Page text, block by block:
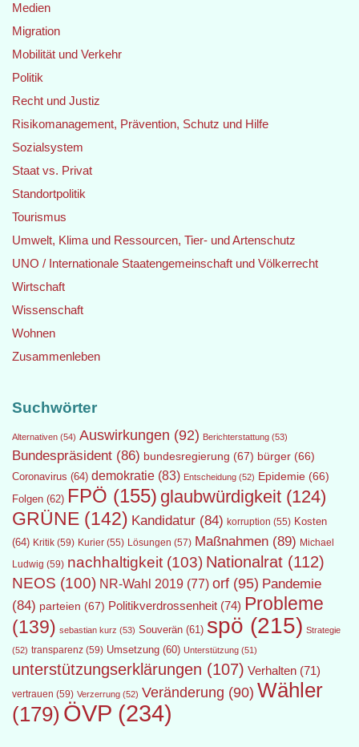
Medien
Migration
Mobilität und Verkehr
Politik
Recht und Justiz
Risikomanagement, Prävention, Schutz und Hilfe
Sozialsystem
Staat vs. Privat
Standortpolitik
Tourismus
Umwelt, Klima und Ressourcen, Tier- und Artenschutz
UNO / Internationale Staatengemeinschaft und Völkerrecht
Wirtschaft
Wissenschaft
Wohnen
Zusammenleben
Suchwörter
Alternativen (54) Auswirkungen (92) Berichterstattung (53)
Bundespräsident (86) bundesregierung (67) bürger (66)
Coronavirus (64) demokratie (83) Entscheidung (52) Epidemie (66)
Folgen (62) FPÖ (155) glaubwürdigkeit (124)
GRÜNE (142) Kandidatur (84) korruption (55) Kosten
(64) Kritik (59) Kurier (55) Lösungen (57) Maßnahmen (89) Michael
Ludwig (59) nachhaltigkeit (103) Nationalrat (112)
NEOS (100) NR-Wahl 2019 (77) orf (95) Pandemie
(84) parteien (67) Politikverdrossenheit (74) Probleme
(139) sebastian kurz (53) Souverän (61) spö (215) Strategie
(52) transparenz (59) Umsetzung (60) Unterstützung (51)
unterstützungserklärungen (107) Verhalten (71)
vertrauen (59) Verzerrung (52) Veränderung (90) Wähler
(179) ÖVP (234)